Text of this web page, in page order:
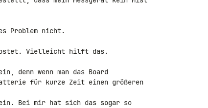
Problem nicht.
Vielleicht hilft das.
denn wenn man das Board
für kurze Zeit einen größeren
Bei mir hat sich das sogar so